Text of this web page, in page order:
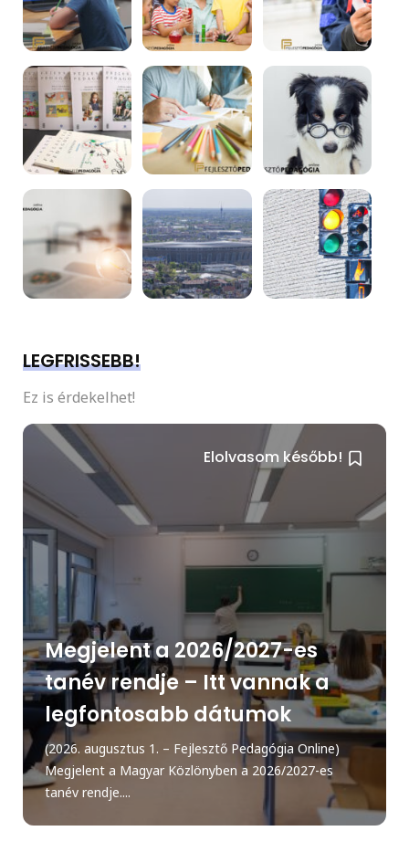
LEGFRISSEBB!
Ez is érdekelhet!
Elolvasom később!
Megjelent a 2026/2027-es
tanév rendje – Itt vannak a
legfontosabb dátumok
(2026. augusztus 1. – Fejlesztő Pedagógia Online)
Megjelent a Magyar Közlönyben a 2026/2027-es
tanév rendje....